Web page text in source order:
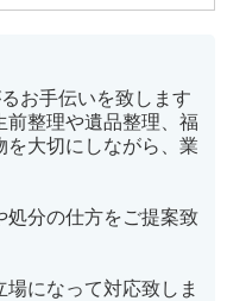
お手伝いを致します
前整理や遺品整理、福
を大切にしながら、業
処分の仕方をご提案致
になって対応致しま